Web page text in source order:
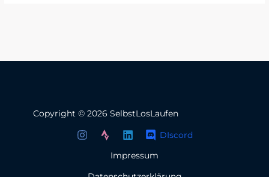
Copyright © 2026 SelbstLosLaufen
DIscord
Impressum